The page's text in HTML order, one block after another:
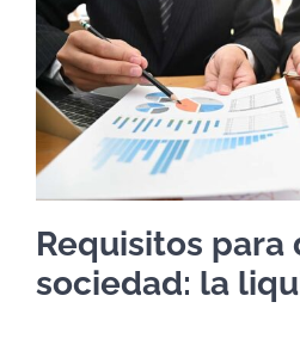
Requisitos para
sociedad: la